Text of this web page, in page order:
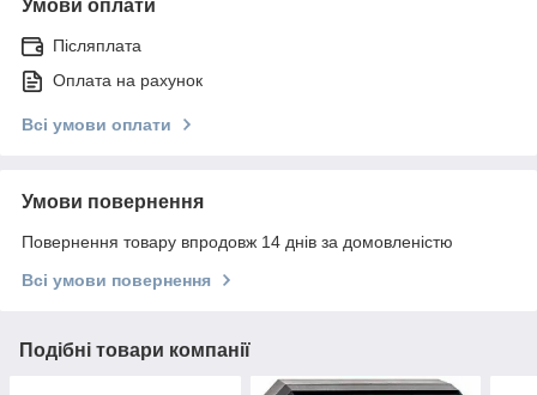
Умови оплати
Післяплата
Оплата на рахунок
Всі умови оплати
Умови повернення
Повернення товару впродовж 14 днів за домовленістю
Всі умови повернення
Подібні товари компанії